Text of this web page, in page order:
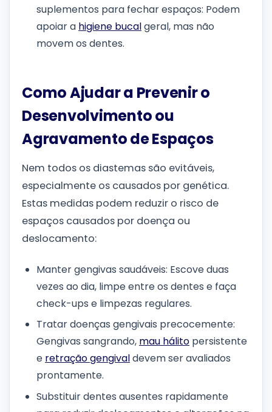
suplementos para fechar espaços: Podem
apoiar a higiene bucalgeral, mas não
movem os dentes.
Como Ajudar a Prevenir o
Desenvolvimento ou
Agravamento de Espaços
Nem todos os diastemas são evitáveis,
especialmente os causados por genética.
Estas medidas podem reduzir o risco de
espaços causados por doença ou
deslocamento:
Manter gengivas saudáveis: Escove duas
vezes ao dia, limpe entre os dentes e faça
check-ups e limpezas regulares.
Tratar doenças gengivais precocemente:
Gengivas sangrando, mau hálito persistente
e retração gengivaldevem ser avaliados
prontamente.
Substituir dentes ausentes rapidamente